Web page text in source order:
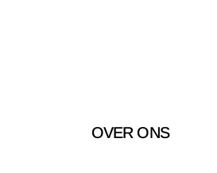
OVER ONS